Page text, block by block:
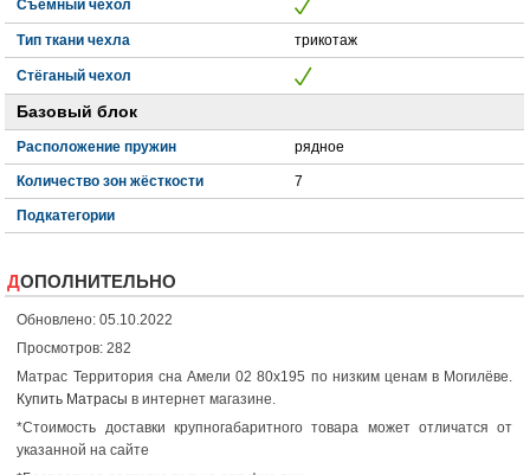
Съёмный чехол
Тип ткани чехла трикотаж
Стёганый чехол
Базовый блок
Расположение пружин рядное
Количество зон жёсткости 7
Подкатегории
ДОПОЛНИТЕЛЬНО
Обновлено: 05.10.2022
Просмотров: 282
Матрас Территория сна Амели 02 80x195 по низким ценам в Могилёве.
Купить Матрасы в интернет магазине.
*Стоимость доставки крупногабаритного товара может отличатся от
указанной на сайте